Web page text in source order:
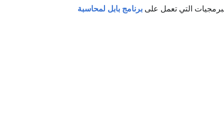
التي تعمل على برنامج بابل لمحاسبة